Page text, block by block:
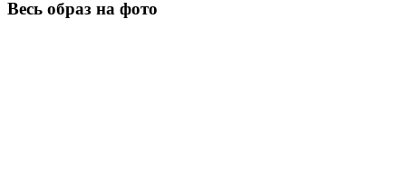
Весь образ на фото